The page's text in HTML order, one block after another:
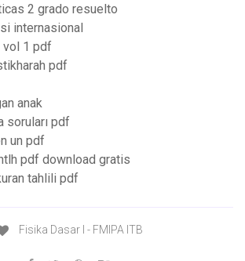
2 grado resuelto
internasional
1 pdf
pdf
anak
soruları pdf
un pdf
pdf download gratis
tahlili pdf
Fisika Dasar I - FMIPA ITB